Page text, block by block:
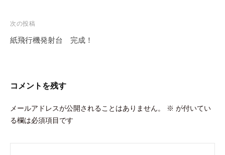
ビ
ゲ
次の投稿
紙飛行機発射台 完成！
コメントを残す
メールアドレスが公開されることはありません。 ※ が付いてい
る欄は必須項目です